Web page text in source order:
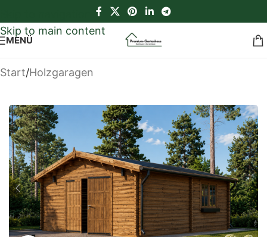
Skip to main content
MENÜ
Start/Holzgaragen